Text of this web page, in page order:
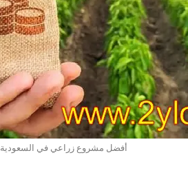
أفضل مشروع زراعي في السعودية